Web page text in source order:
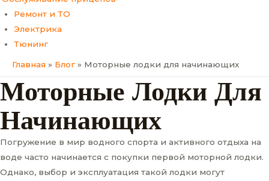
Ремонт и ТО
Электрика
Тюнинг
Главная Блог Моторные лодки для начинающих
Моторные Лодки Для
Начинающих
Погружение в мир водного спорта и активного отдыха на
воде часто начинается с покупки первой моторной лодки.
Однако, выбор и эксплуатация такой лодки могут